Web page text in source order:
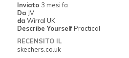
Width
Sizing
Feels true to size
View On Shoes
Inviato 3 mesi fa
Da JV
da Wirral UK
Describe Yourself Practical
RECENSITO IL
skechers.co.uk